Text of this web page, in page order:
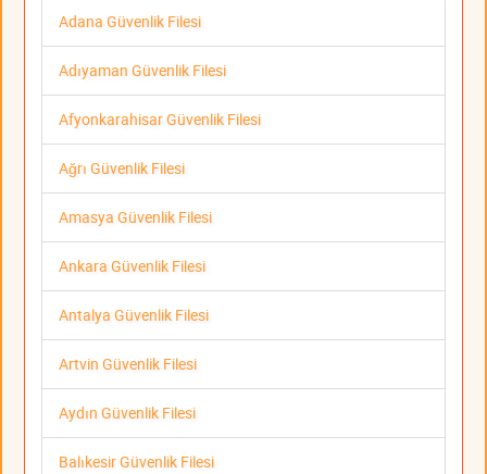
Adana Güvenlik Filesi
Adıyaman Güvenlik Filesi
Afyonkarahisar Güvenlik Filesi
Ağrı Güvenlik Filesi
Amasya Güvenlik Filesi
Ankara Güvenlik Filesi
Antalya Güvenlik Filesi
Artvin Güvenlik Filesi
Aydın Güvenlik Filesi
Balıkesir Güvenlik Filesi